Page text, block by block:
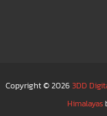
Copyright © 20263DD
Himalayas